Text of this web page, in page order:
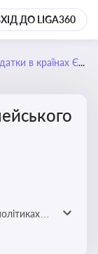
ДО LIGA360
в країнах Європейського Союзу
бізнес-